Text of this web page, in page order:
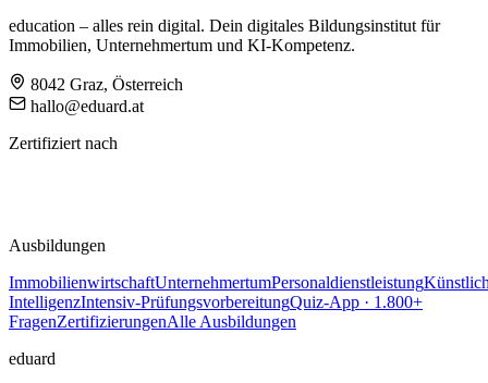
education – alles rein digital. Dein digitales Bildungsinstitut für
Immobilien, Unternehmertum und KI-Kompetenz.
8042 Graz, Österreich
hallo@eduard.at
Zertifiziert nach
Ausbildungen
ImmobilienwirtschaftUnternehmertumPersonaldienstleistung
IntelligenzIntensiv-PrüfungsvorbereitungQuiz-App · 1.800+
FragenZertifizierungenAlle Ausbildungen
eduard